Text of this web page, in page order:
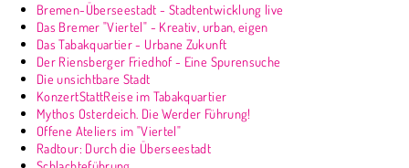
Bremen-Überseestadt - Stadtentwicklung live
Das Bremer "Viertel" - Kreativ, urban, eigen
Das Tabakquartier - Urbane Zukunft
Der Riensberger Friedhof - Eine Spurensuche
Die unsichtbare Stadt
KonzertStattReise im Tabakquartier
Mythos Osterdeich. Die Werder Führung!
Offene Ateliers im "Viertel"
Radtour: Durch die Überseestadt